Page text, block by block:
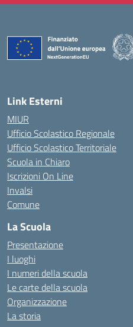
Link Esterni
MIUR
Ufficio Scolastico Regionale
Ufficio Scolastico Territoriale
Scuola in Chiaro
Iscrizioni On Line
Invalsi
Comune
La Scuola
Presentazione
I luoghi
I numeri della scuola
Le carte della scuola
Organizzazione
La storia